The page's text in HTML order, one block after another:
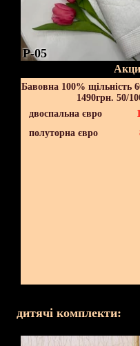
P-05
Бавовна 100% щільність
1490грн. 50/
двоспальна євро
полуторна євро
дитячі комплекти: